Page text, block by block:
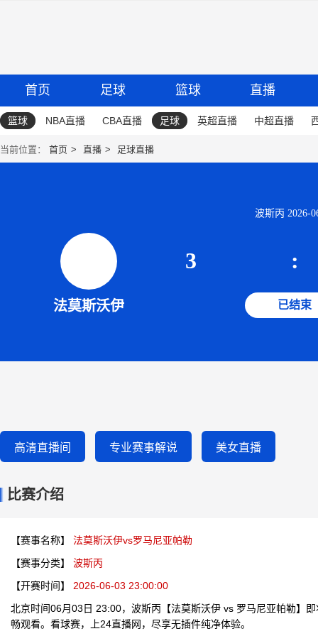
首页 足球 篮球 直播
篮球 NBA直播 CBA直播 足球 英超直播 中超直播
当前位置： 首页 直播 足球直播
波斯丙 2026-
法莫斯沃伊
3 :
已结束
高清直播间 专业赛事解说 美女直播
比赛介绍
【赛事名称】
法莫斯沃伊vs罗马尼亚帕勒
【赛事分类】
波斯丙
【开赛时间】
2026-06-03 23:00:00
北京时间06月03日 23:00，波斯丙【法莫斯沃伊 vs 罗马尼亚帕勒】
畅观看。看球赛，上24直播网，尽享无插件纯净体验。